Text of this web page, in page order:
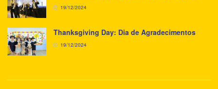
19/12/2024
Thanksgiving Day: Dia de Agradecimentos
19/12/2024